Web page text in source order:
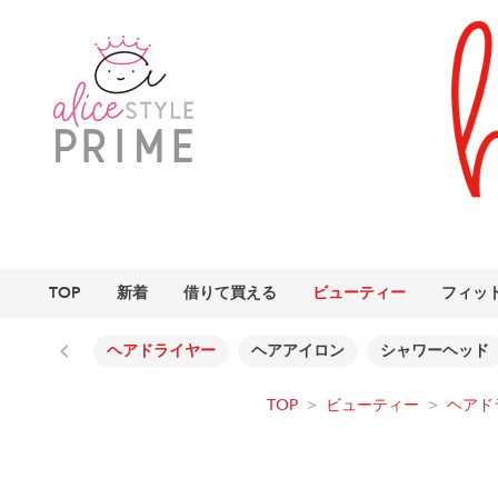
TOP 新着 借りて買える ビューティー フィッ
ヘアドライヤー ヘアアイロン シャワーヘッド
TOP > ビューティー > ヘアド